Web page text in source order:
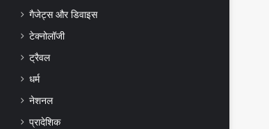
गैजेट्स और डिवाइस
टेक्नोलॉजी
ट्रैवल
धर्म
नेशनल
प्रादेशिक